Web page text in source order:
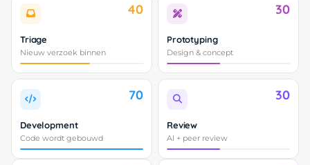
40
Triage
Nieuw verzoek binnen
30
Prototyping
Design & concept
70
Development
Code wordt gebouwd
30
Review
AI + peer review